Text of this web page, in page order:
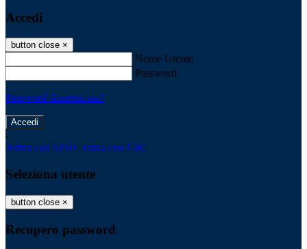
Accedi
button close ×
Nome Utente
Password
Password dimenticata?
-
Entra con SPID Entra con CIE
Seleziona utente
button close ×
Recupero password